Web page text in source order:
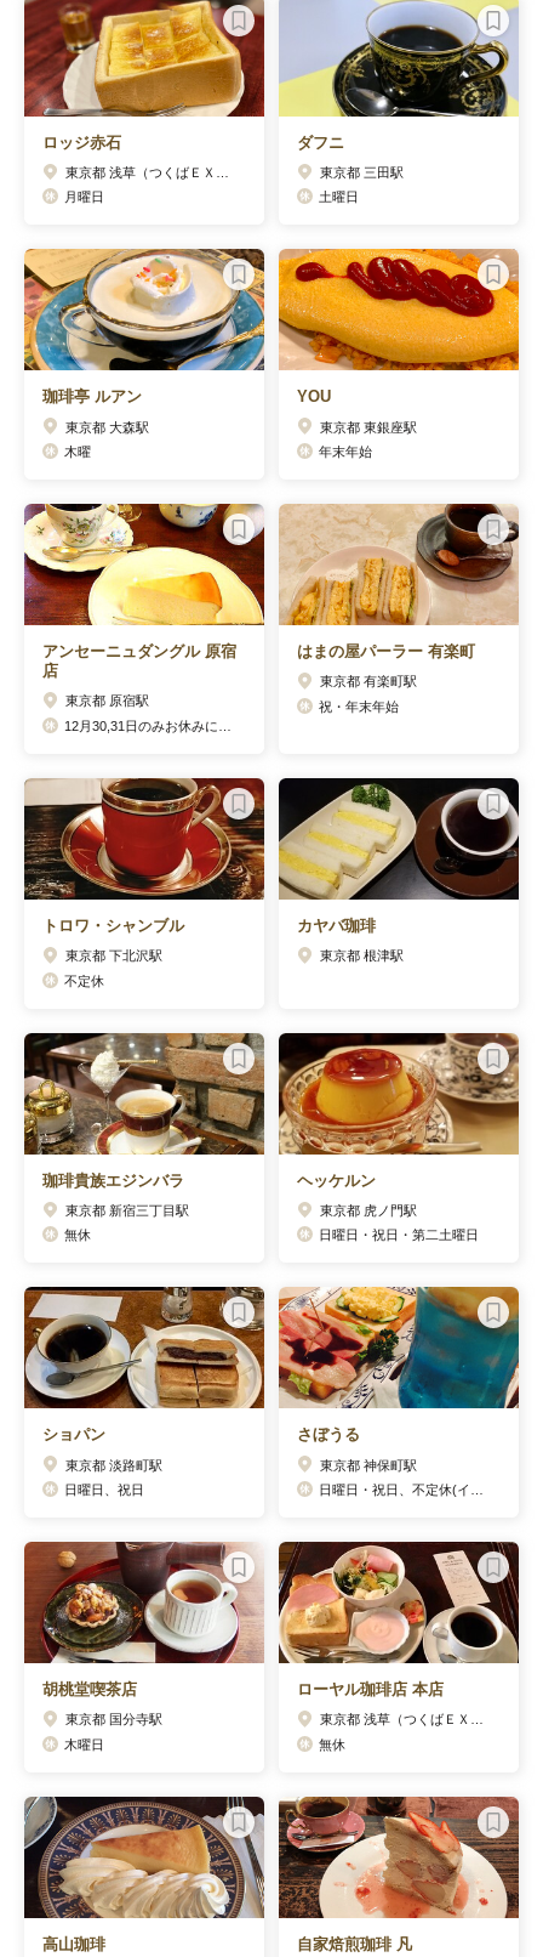
ロッジ赤石
月曜日
ダフニ
東京都 三田駅
土曜日
珈琲亭 ルアン
東京都 大森駅
木曜
YOU
東京都 東銀座駅
年末年始
アンセーニュダングル 原宿
店
東京都 原宿駅
はまの屋パーラー 有楽町
東京都 有楽町駅
祝・年末年始
トロワ・シャンブル
東京都 下北沢駅
不定休
カヤバ珈琲
東京都 根津駅
珈琲貴族エジンバラ
東京都 新宿三丁目駅
無休
ヘッケルン
東京都 虎ノ門駅
日曜日・祝日・第二土曜日
ショパン
東京都 淡路町駅
日曜日、祝日
さぼうる
東京都 神保町駅
胡桃堂喫茶店
東京都 国分寺駅
木曜日
ローヤル珈琲店 本店
無休
高山珈琲 自家焙煎珈琲 凡